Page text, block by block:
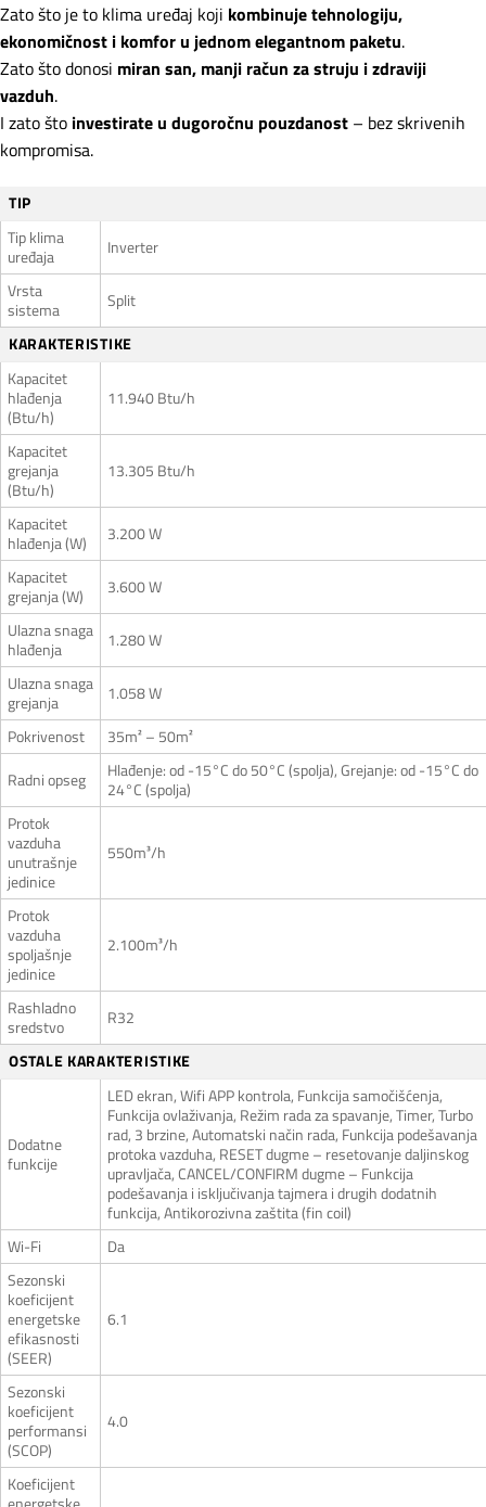
Zato što je to klima uređaj koji kombinuje tehnologiju,
ekonomičnost i komfor u jednom elegantnom paketu.
Zato što donosi miran san, manji račun za struju i zdraviji
vazduh.
I zato što investirate u dugoročnu pouzdanost – bez skrivenih
kompromisa.
TIP
Tip klima
uređaja
Inverter
Vrsta
sistema
Split
KARAKTERISTIKE
Kapacitet
hlađenja
(Btu/h)
11.940 Btu/h
Kapacitet
grejanja
(Btu/h)
13.305 Btu/h
Kapacitet
hlađenja (W)
3.200 W
Kapacitet
grejanja (W)
3.600 W
Ulazna snaga
hlađenja
1.280 W
Ulazna snaga
grejanja
1.058 W
Pokrivenost
35m² – 50m²
Radni opseg
Hlađenje: od -15°C do 50°C (spolja), Grejanje: od -15°C do
24°C (spolja)
Protok
vazduha
unutrašnje
jedinice
550m³/h
Protok
vazduha
spoljašnje
jedinice
2.100m³/h
Rashladno
sredstvo
R32
OSTALE KARAKTERISTIKE
Dodatne
funkcije
LED ekran, Wifi APP kontrola, Funkcija samočišćenja,
Funkcija ovlaživanja, Režim rada za spavanje, Timer, Turbo
rad, 3 brzine, Automatski način rada, Funkcija podešavanja
protoka vazduha, RESET dugme – resetovanje daljinskog
upravljača, CANCEL/CONFIRM dugme – Funkcija
podešavanja i isključivanja tajmera i drugih dodatnih
funkcija, Antikorozivna zaštita (fin coil)
Wi-Fi
Da
Sezonski
koeficijent
energetske
efikasnosti
(SEER)
6.1
Sezonski
koeficijent
performansi
(SCOP)
4.0
Koeficijent